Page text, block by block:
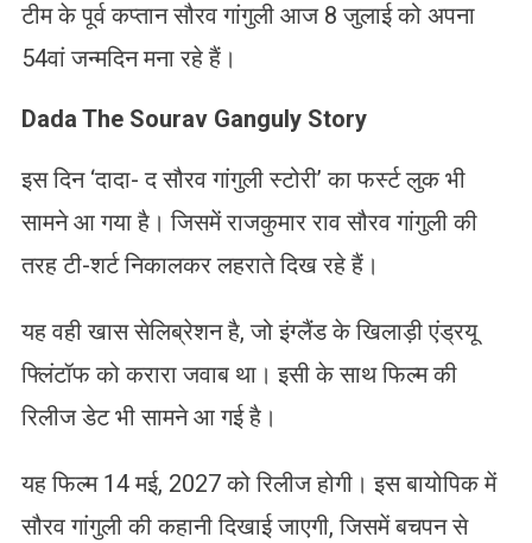
टीम के पूर्व कप्तान सौरव गांगुली आज 8 जुलाई को अपना
54वां जन्मदिन मना रहे हैं।
Dada The Sourav Ganguly Story
इस दिन ‘दादा- द सौरव गांगुली स्टोरी’ का फर्स्ट लुक भी
सामने आ गया है। जिसमें राजकुमार राव सौरव गांगुली की
तरह टी-शर्ट निकालकर लहराते दिख रहे हैं।
यह वही खास सेलिब्रेशन है, जो इंग्लैंड के खिलाड़ी एंड्रयू
फ्लिंटॉफ को करारा जवाब था। इसी के साथ फिल्म की
रिलीज डेट भी सामने आ गई है।
यह फिल्म 14 मई, 2027 को रिलीज होगी। इस बायोपिक में
सौरव गांगुली की कहानी दिखाई जाएगी, जिसमें बचपन से